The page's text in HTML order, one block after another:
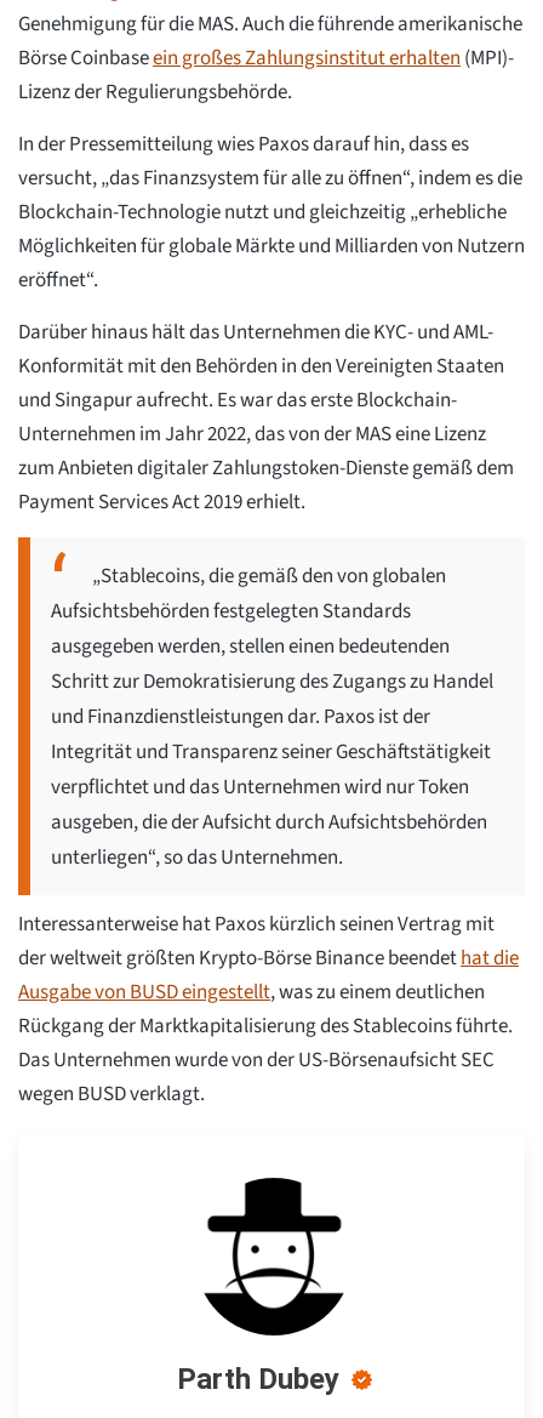
Genehmigung für die MAS. Auch die führende amerikanische
Börse Coinbaseein großes Zahlungsinstitut erhalten(MPI)-
Lizenz der Regulierungsbehörde.
In der Pressemitteilung wies Paxos darauf hin, dass es
versucht, „das Finanzsystem für alle zu öffnen“, indem es die
Blockchain-Technologie nutzt und gleichzeitig „erhebliche
Möglichkeiten für globale Märkte und Milliarden von Nutzern
eröffnet“.
Darüber hinaus hält das Unternehmen die KYC- und AML-
Konformität mit den Behörden in den Vereinigten Staaten
und Singapur aufrecht. Es war das erste Blockchain-
Unternehmen im Jahr 2022, das von der MAS eine Lizenz
zum Anbieten digitaler Zahlungstoken-Dienste gemäß dem
Payment Services Act 2019 erhielt.
„Stablecoins, die gemäß den von globalen
Aufsichtsbehörden festgelegten Standards
ausgegeben werden, stellen einen bedeutenden
Schritt zur Demokratisierung des Zugangs zu Handel
und Finanzdienstleistungen dar. Paxos ist der
Integrität und Transparenz seiner Geschäftstätigkeit
verpflichtet und das Unternehmen wird nur Token
ausgeben, die der Aufsicht durch Aufsichtsbehörden
unterliegen“, so das Unternehmen.
Interessanterweise hat Paxos kürzlich seinen Vertrag mit
der weltweit größten Krypto-Börse Binance beendethat die
Ausgabe von BUSD eingestellt, was zu einem deutlichen
Rückgang der Marktkapitalisierung des Stablecoins führte.
Das Unternehmen wurde von der US-Börsenaufsicht SEC
wegen BUSD verklagt.
Parth Dubey